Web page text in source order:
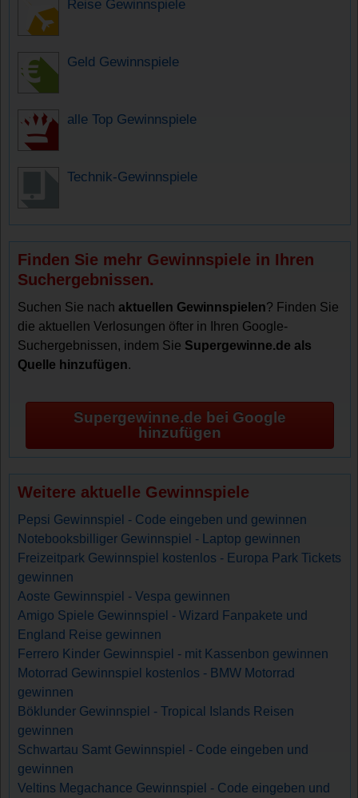
Reise Gewinnspiele
Geld Gewinnspiele
alle Top Gewinnspiele
Technik-Gewinnspiele
Finden Sie mehr Gewinnspiele in Ihren
Suchergebnissen.
Suchen Sie nachaktuellen Gewinnspielen? Finden Sie
die aktuellen Verlosungen öfter in Ihren Google-
Suchergebnissen, indem Sie Supergewinne.de als
Quelle hinzufügen.
Supergewinne.de bei Google
hinzufügen
Weitere aktuelle Gewinnspiele
Pepsi Gewinnspiel - Code eingeben und gewinnen
Notebooksbilliger Gewinnspiel - Laptop gewinnen
Freizeitpark Gewinnspiel kostenlos - Europa Park Tickets
gewinnen
Aoste Gewinnspiel - Vespa gewinnen
Amigo Spiele Gewinnspiel - Wizard Fanpakete und
England Reise gewinnen
Ferrero Kinder Gewinnspiel - mit Kassenbon gewinnen
Motorrad Gewinnspiel kostenlos - BMW Motorrad
gewinnen
Böklunder Gewinnspiel - Tropical Islands Reisen
gewinnen
Schwartau Samt Gewinnspiel - Code eingeben und
gewinnen
Veltins Megachance Gewinnspiel - Code eingeben und